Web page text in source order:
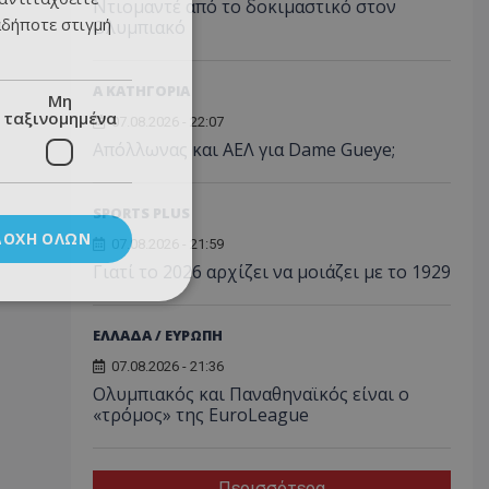
Ντιομαντέ από το δοκιμαστικό στον
Ολυμπιακό
07.08.2026 - 22:07
Απόλλωνας και ΑΕΛ για Dame Gueye;
SPORTS PLUS
07.08.2026 - 21:59
Γιατί το 2026 αρχίζει να μοιάζει με το 1929
ΕΛΛΑΔΑ / ΕΥΡΩΠΗ
07.08.2026 - 21:36
Ολυμπιακός και Παναθηναϊκός είναι ο
«τρόμος» της EuroLeague
στιγμή
Μη
ταξινομημένα
ΌΛΩΝ